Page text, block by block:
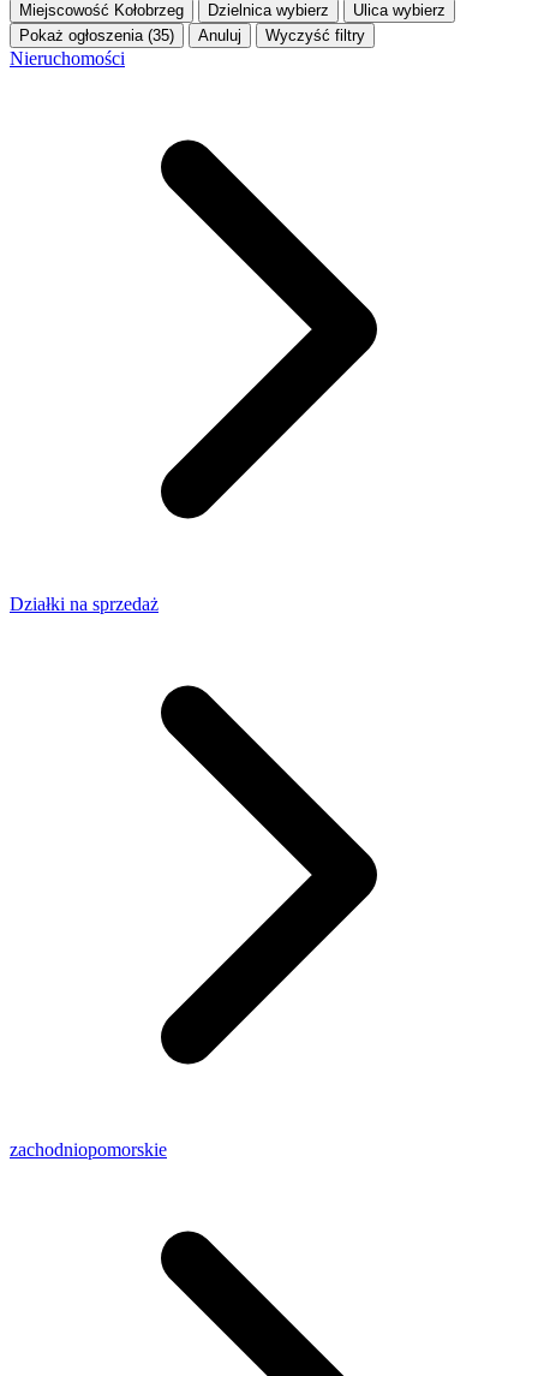
Miejscowość Kołobrzeg Dzielnica wybierz Ulica wybierz
Pokaż ogłoszenia (35)
Anuluj Wyczyść filtry
Nieruchomości
Działki na sprzedaż
zachodniopomorskie